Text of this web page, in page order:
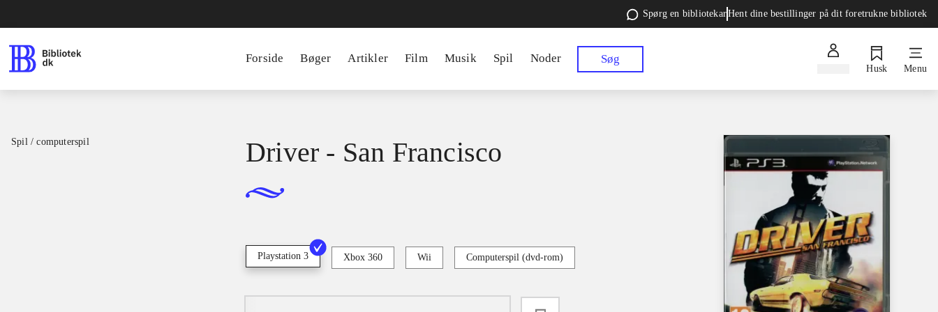
Spørg en bibliotekarHent dine bestillinger på dit foretrukne bibliotek
Forside Bøger Artikler Film Musik Spil Noder Søg
Husk Menu
Spil / computerspil Driver - San Francisco
Playstation 3 Xbox 360 Wii Computerspil (dvd-rom)